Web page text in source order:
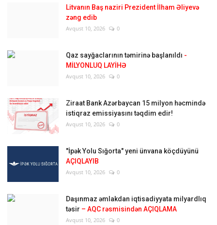
Litvanın Baş naziri Prezident İlham Əliyevə
zəng edib
Avqust 10, 2026 0
Qaz sayğaclarının təmirinə başlanıldı -
MİLYONLUQ LAYİHƏ
Avqust 10, 2026 0
Ziraat Bank Azərbaycan 15 milyon həcmində
istiqraz emissiyasını təqdim edir!
Avqust 10, 2026 0
"İpək Yolu Sığorta" yeni ünvana köçdüyünü
AÇIQLAYIB
Avqust 10, 2026 0
Daşınmaz əmlakdan iqtisadiyyata milyardlıq
təsir – AQC rəsmisindən AÇIQLAMA
Avqust 10, 2026 0